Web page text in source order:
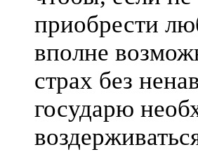
приобрести
вполне
страх без
государю